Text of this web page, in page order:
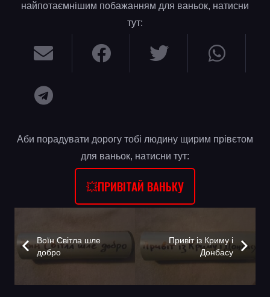
найпотаємнішим побажанням для ваньок, натисни
тут:
Аби порадувати дорогу тобі людину щирим прівєтом
для ваньок, натисни тут:
💥ПРИВІТАЙ ВАНЬКУ
Воїн Світла шле
добро
Привіт із Криму і
Донбасу